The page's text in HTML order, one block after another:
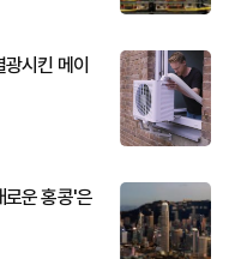
시킨 메이
로운 홍콩'은